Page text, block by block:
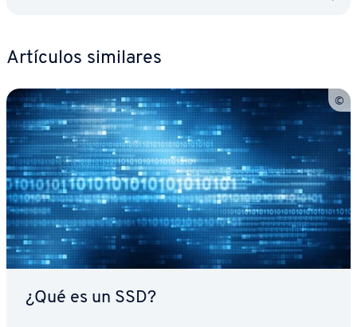
Artículos similares
¿Qué es un SSD?